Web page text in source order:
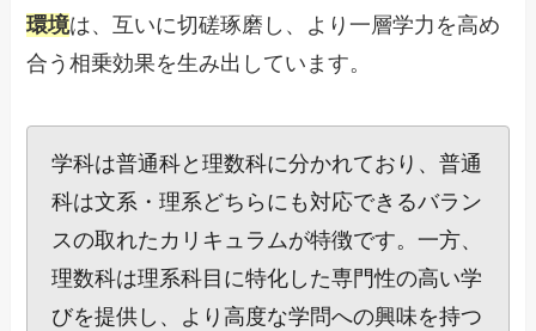
環境は、互いに切磋琢磨し、より一層学力を高め
合う相乗効果を生み出しています。
学科は普通科と理数科に分かれており、普通
科は文系・理系どちらにも対応できるバラン
スの取れたカリキュラムが特徴です。一方、
理数科は理系科目に特化した専門性の高い学
びを提供し、より高度な学問への興味を持つ